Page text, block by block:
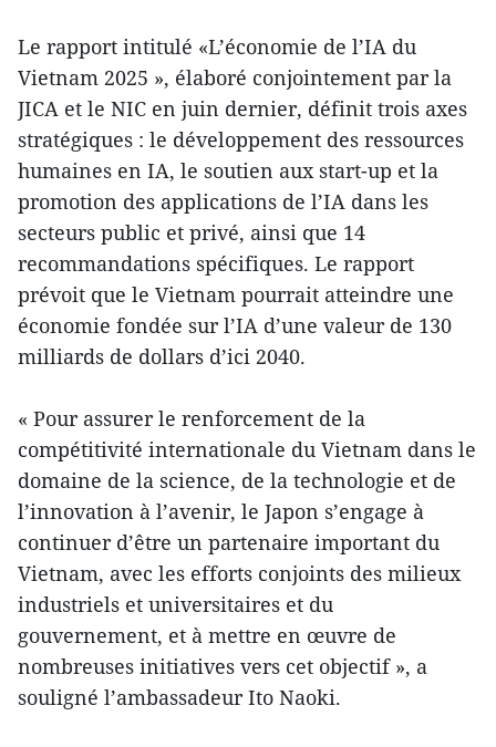
Le rapport intitulé «L’économie de l’IA du
Vietnam 2025 », élaboré conjointement par la
JICA et le NIC en juin dernier, définit trois axes
stratégiques : le développement des ressources
humaines en IA, le soutien aux start-up et la
promotion des applications de l’IA dans les
secteurs public et privé, ainsi que 14
recommandations spécifiques. Le rapport
prévoit que le Vietnam pourrait atteindre une
économie fondée sur l’IA d’une valeur de 130
milliards de dollars d’ici 2040.
« Pour assurer le renforcement de la
compétitivité internationale du Vietnam dans le
domaine de la science, de la technologie et de
l’innovation à l’avenir, le Japon s’engage à
continuer d’être un partenaire important du
Vietnam, avec les efforts conjoints des milieux
industriels et universitaires et du
gouvernement, et à mettre en œuvre de
nombreuses initiatives vers cet objectif », a
souligné l’ambassadeur Ito Naoki.